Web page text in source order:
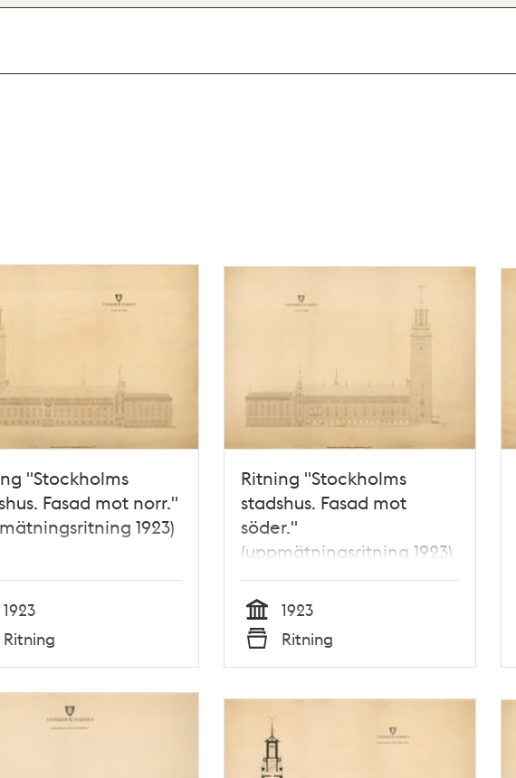
"Stockholms
Fasad mot norr."
1923)
1923
Ritning
Ritning "Stockholms
stadshus. Fasad mot
söder."
(uppmätningsritning 1923)
Tid
1923
Typ
Ritning